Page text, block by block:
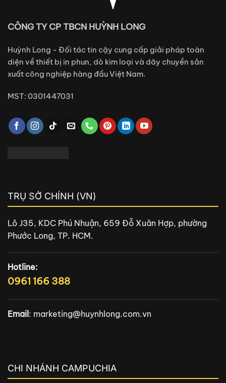
CÔNG TY CP TBCN HUỲNH LONG
Huỳnh Long - Đối tác tin cậy cung cấp giải pháp toàn
diện về thiết bị in phun, dò kim loại và dây chuyền sản
xuất công nghiệp hàng đầu Việt Nam.
MST: 0301447031
TRỤ SỞ CHÍNH (VN)
Lô J35, KDC Phú Nhuận, 659 Đỗ Xuân Hợp, phường
Phước Long, TP. HCM.
Hotline:
0961 166 388
Email : marketing@huynhlong.com.vn
CHI NHÁNH CAMPUCHIA